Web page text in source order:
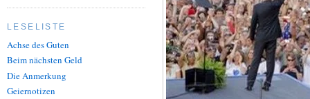
LESELISTE
Achse des Guten
Beim nächsten Geld
Die Anmerkung
Geiernotizen